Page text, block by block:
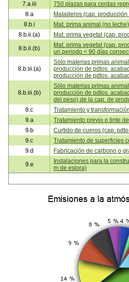
7.a.iii
750 plazas para cerdas
8.a
Mataderos (cap.
8.b.i
Mat. prima animal (no
8.b.ii.(a)
Mat. prima vegetal (cap.
8.b.ii.(b)
Mat. prima vegetal (cap.
un periodo < 90 días
8.b.iii.(a)
Sólo materias primas
producción de pdtos.
producción de pdtos.
8.b.iii.(b)
Sólo materias primas
producción de pdtos.
del peso) de la cap. de
8.c
Tratamiento y
9.a
Tratamiento previo o tinte
9.b
Curtido de cueros (cap.
9.c
Tratamiento de superficies
9.d
Fabricación de carbono o
9.e
Instalaciones para la
m de eslora)